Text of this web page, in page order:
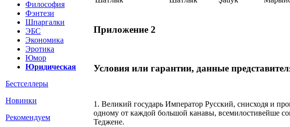
Философия
Фэнтези
Шпаргалки
ЭБС
Экономика
Эротика
Юмор
Юридическая
Бестселлеры
Новинки
Рекомендуем
Приложение 2
Условия или гарантии, данные
1. Великий государь Император Русский, снисходя и
одному от каждой большой канавы, всемилостивейше
Теджене.